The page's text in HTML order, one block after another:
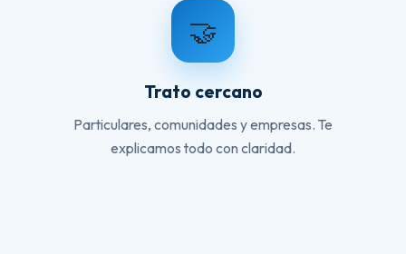
🤝
Trato cercano
Particulares, comunidades y empresas. Te
explicamos todo con claridad.